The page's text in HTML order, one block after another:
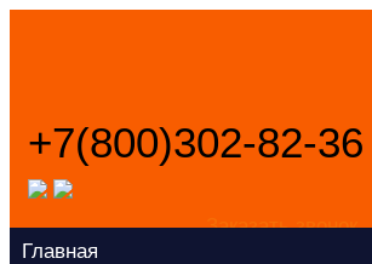
+7(800)302-82-36
Заказать звонок
Главная